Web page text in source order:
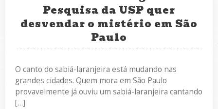
Pesquisa da USP quer
desvendar o mistério em São
Paulo
O canto do sabiá-laranjeira está mudando nas
grandes cidades. Quem mora em São Paulo
provavelmente já ouviu um sabiá-laranjeira cantando
[…]